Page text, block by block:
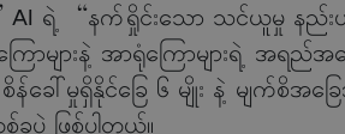
AI ရဲ့ “နက်ရှိုင်းသော သင်ယူမှု နည်းပ
ြောများနဲ့ အာရုံကြောများရဲ့ အ
န်ခေါ်မှုရှိနိုင်ခြေ ၆ မျိုး နဲ့ မျက်စိအ